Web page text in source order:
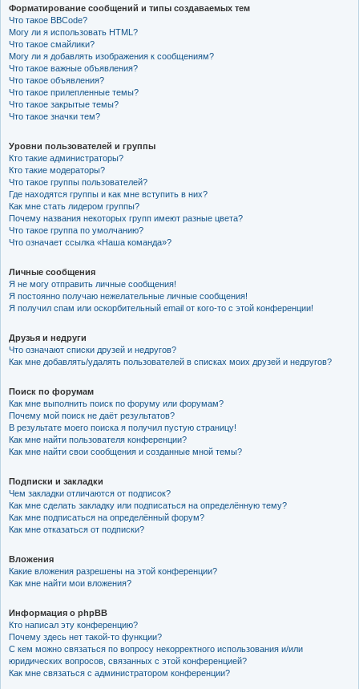
Форматирование сообщений и типы создаваемых тем
Что такое BBCode?
Могу ли я использовать HTML?
Что такое смайлики?
Могу ли я добавлять изображения к сообщениям?
Что такое важные объявления?
Что такое объявления?
Что такое прилепленные темы?
Что такое закрытые темы?
Что такое значки тем?
Уровни пользователей и группы
Кто такие администраторы?
Кто такие модераторы?
Что такое группы пользователей?
Где находятся группы и как мне вступить в них?
Как мне стать лидером группы?
Почему названия некоторых групп имеют разные цвета?
Что такое группа по умолчанию?
Что означает ссылка «Наша команда»?
Личные сообщения
Я не могу отправить личные сообщения!
Я постоянно получаю нежелательные личные сообщения!
Я получил спам или оскорбительный email от кого-то с этой конференции!
Друзья и недруги
Что означают списки друзей и недругов?
Как мне добавлять/удалять пользователей в списках моих друзей и недругов?
Поиск по форумам
Как мне выполнить поиск по форуму или форумам?
Почему мой поиск не даёт результатов?
В результате моего поиска я получил пустую страницу!
Как мне найти пользователя конференции?
Как мне найти свои сообщения и созданные мной темы?
Подписки и закладки
Чем закладки отличаются от подписок?
Как мне сделать закладку или подписаться на определённую тему?
Как мне подписаться на определённый форум?
Как мне отказаться от подписки?
Вложения
Какие вложения разрешены на этой конференции?
Как мне найти мои вложения?
Информация о phpBB
Кто написал эту конференцию?
Почему здесь нет такой-то функции?
С кем можно связаться по вопросу некорректного использования и/или
юридических вопросов, связанных с этой конференцией?
Как мне связаться с администратором конференции?